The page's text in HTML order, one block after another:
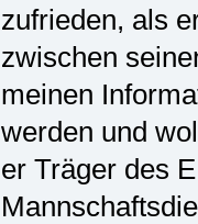
zufrieden, als
zwischen
meinen
werden und
er Träger des